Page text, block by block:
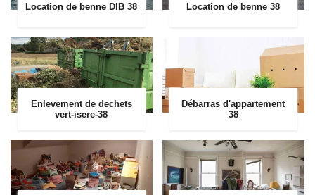
Location de benne DIB 38 Location de benne 38
Enlevement de dechets
vert-isere-38
Débarras d'appartement
38